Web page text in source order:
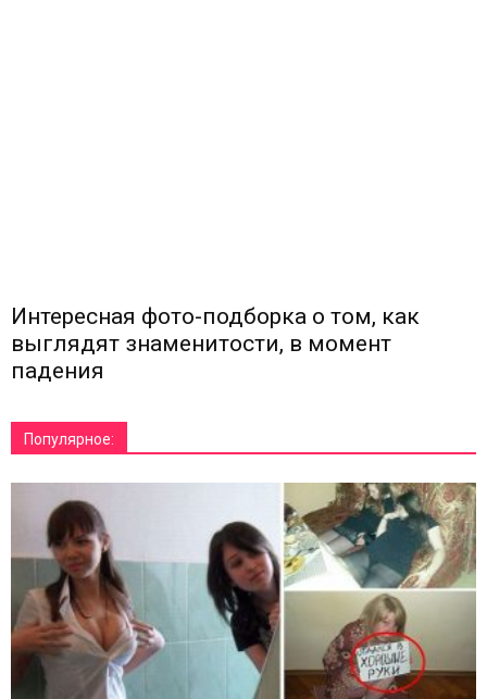
Интересная фото-подборка о том, как
выглядят знаменитости, в момент
падения
Популярное: